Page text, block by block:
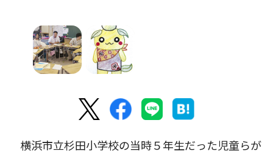
横浜市立杉田小学校の当時５年生だった児童らが